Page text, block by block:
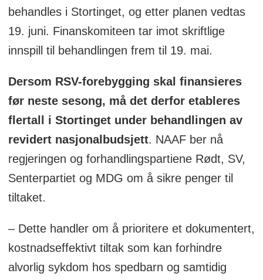
behandles i Stortinget, og etter planen vedtas
19. juni. Finanskomiteen tar imot skriftlige
innspill til behandlingen frem til 19. mai.
Dersom RSV-forebygging skal finansieres
før neste sesong, må det derfor etableres
flertall i Stortinget under behandlingen av
revidert nasjonalbudsjett. NAAF ber nå
regjeringen og forhandlingspartiene Rødt, SV,
Senterpartiet og MDG om å sikre penger til
tiltaket.
– Dette handler om å prioritere et dokumentert,
kostnadseffektivt tiltak som kan forhindre
alvorlig sykdom hos spedbarn og samtidig